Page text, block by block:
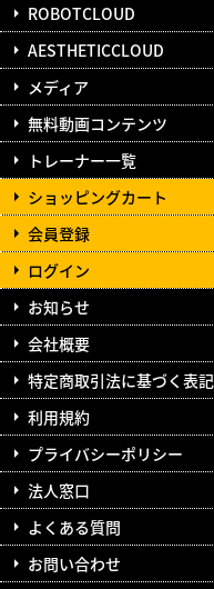
ROBOTCLOUD
AESTHETICCLOUD
メディア
無料動画コンテンツ
トレーナー一覧
ショッピングカート
会員登録
ログイン
お知らせ
会社概要
特定商取引法に基づく表記
利用規約
プライバシーポリシー
法人窓口
よくある質問
お問い合わせ